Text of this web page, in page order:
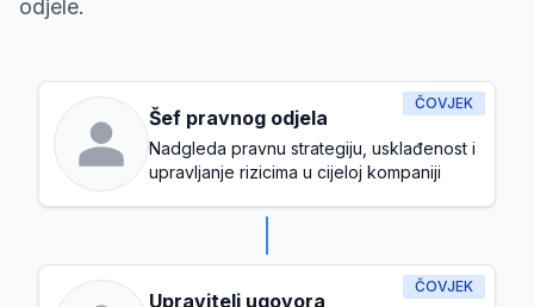
odjele.
ČOVJEK
Šef pravnog odjela
Nadgleda pravnu strategiju, usklađenost i
upravljanje rizicima u cijeloj kompaniji
ČOVJEK
Upravitelj ugovora